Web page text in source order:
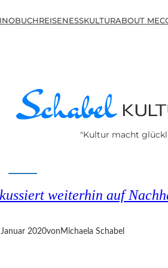
BUCHREISENESSKULTURABOUT ME
"Kultur macht
weiterhin auf
2020von Michaela Schabel